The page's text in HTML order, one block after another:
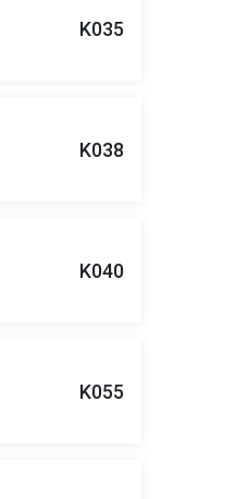
K035
K038
K040
K055